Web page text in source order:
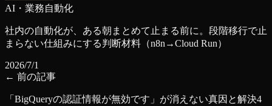
AI・業務自動化
社内の自動化が、ある朝まとめて止まる前に。段階移行で止
まらない仕組みにする判断材料（n8n→Cloud Run）
2026/7/1
← 前の記事
「BigQueryの認証情報が無効です」が消えない真因と解決4